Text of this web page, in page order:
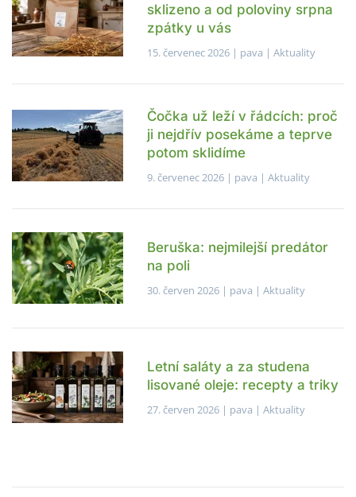
sklizeno a od poloviny srpna
zpátky u vás
15. červenec 2026 | pava | Aktuality
Čočka už leží v řádcích: proč
ji nejdřív posekáme a teprve
potom sklidíme
9. červenec 2026 | pava | Aktuality
Beruška: nejmilejší predátor
na poli
30. červen 2026 | pava | Aktuality
Letní saláty a za studena
lisované oleje: recepty a triky
27. červen 2026 | pava | Aktuality